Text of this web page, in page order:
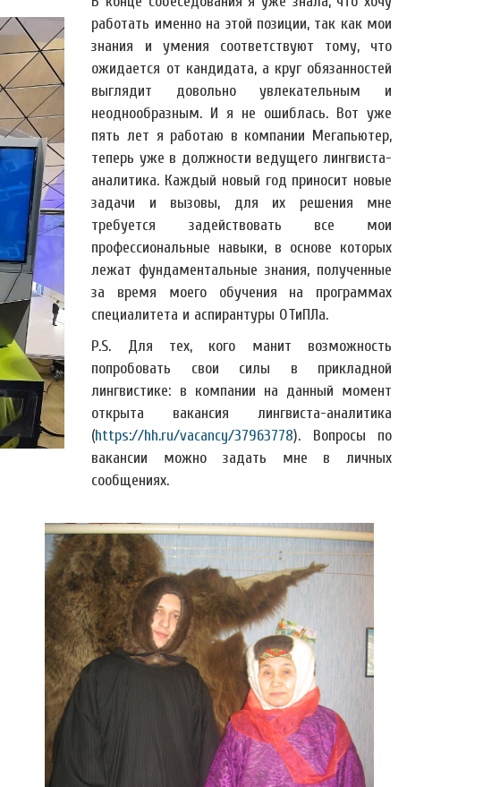
работать именно на этой позиции, так как мои
знания и умения соответствуют тому, что
ожидается от кандидата, а круг обязанностей
выглядит довольно увлекательным и
неоднообразным. И я не ошиблась. Вот уже
пять лет я работаю в компании Мегапьютер,
теперь уже в должности ведущего лингвиста-
аналитика. Каждый новый год приносит новые
задачи и вызовы, для их решения мне
требуется задействовать все мои
профессиональные навыки, в основе которых
лежат фундаментальные знания, полученные
за время моего обучения на программах
специалитета и аспирантуры ОТиПЛа.
P.S. Для тех, кого манит возможность
попробовать свои силы в прикладной
лингвистике: в компании на данный момент
открыта вакансия лингвиста-аналитика
(https://hh.ru/vacancy/37963778). Вопросы по
вакансии можно задать мне в личных
сообщениях.